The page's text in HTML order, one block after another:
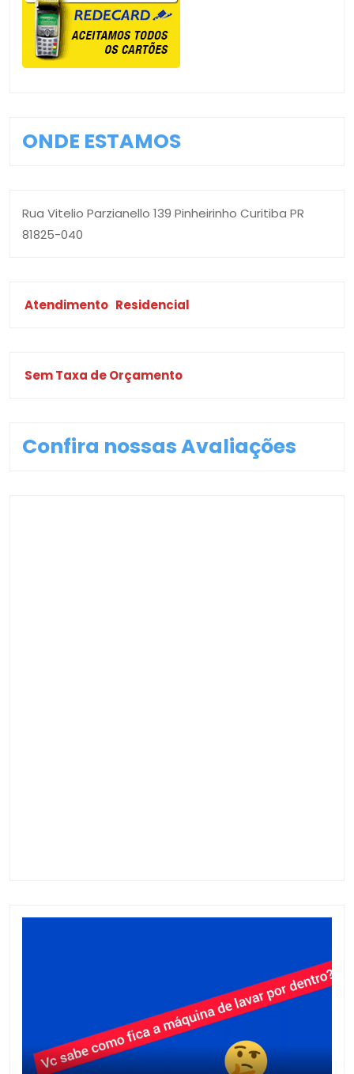
ONDE ESTAMOS
Rua Vitelio Parzianello 139 Pinheirinho Curitiba PR
81825-040
Atendimento Residencial
Sem Taxa de Orçamento
Confira nossas Avaliações